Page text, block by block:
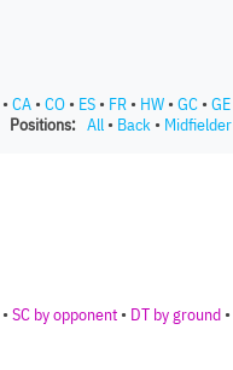
• CA • CO • ES • FR • HW • GC • GE
Positions: All • Back • Midfielder